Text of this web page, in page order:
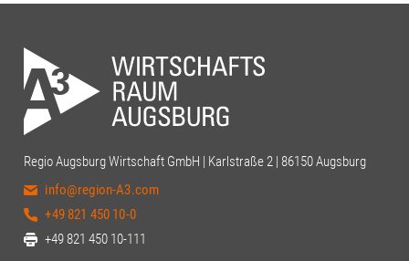
Regio Augsburg Wirtschaft GmbH | Karlstraße 2 | 86150 Augsburg
info@region-A3.com
+49 821 450 10-0
+49 821 450 10-111